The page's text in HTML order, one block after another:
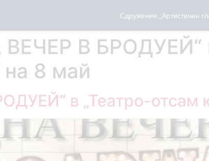
Сдружение „Артистичен
В БРОДУЕЙ“
на 8 май
в „Театро-отсам